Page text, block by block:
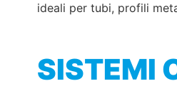
ideali per tubi, profili
SISTEMI